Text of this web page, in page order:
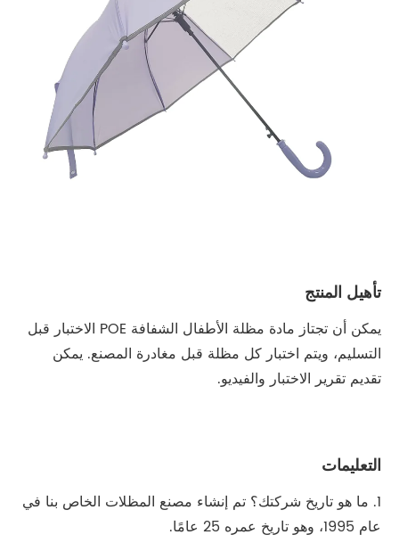
تأهيل المنتج
يمكن أن تجتاز مادة مظلة الأطفال الشفافة POE الاختبار قبل
التسليم، ويتم اختبار كل مظلة قبل مغادرة المصنع. يمكن
تقديم تقرير الاختبار والفيديو.
التعليمات
1. ما هو تاريخ شركتك؟ تم إنشاء مصنع المظلات الخاص بنا في
عام 1995، وهو تاريخ عمره 25 عامًا.